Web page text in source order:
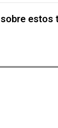
estos